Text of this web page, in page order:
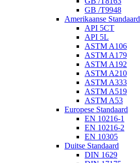
GB /T9948
Amerikaanse Standaard
API 5CT
API 5L
ASTM A106
ASTM A179
ASTM A192
ASTM A210
ASTM A333
ASTM A519
ASTM A53
Europese Standaard
EN 10216-1
EN 10216-2
EN 10305
Duitse Standaard
DIN 1629